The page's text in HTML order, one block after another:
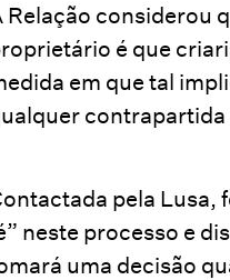
Relação considerou
é que
em que tal
contrapartida
pela Lusa,
neste processo e
uma decisão